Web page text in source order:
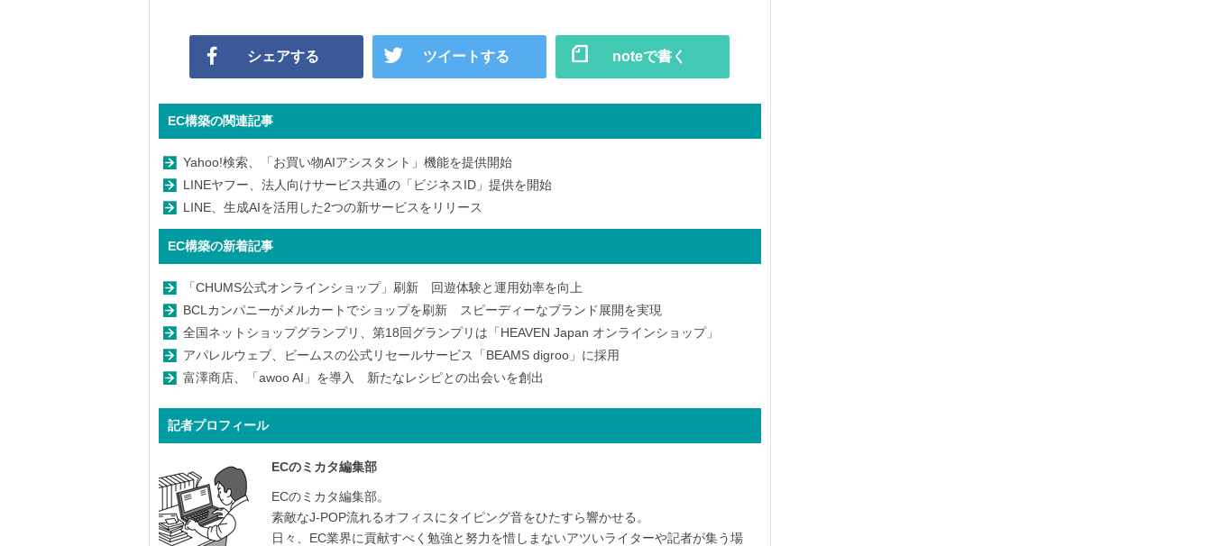
シェアする ツイートする noteで書く
EC構築の関連記事
Yahoo!検索、「お買い物AIアシスタント」機能を提供開始
LINEヤフー、法人向けサービス共通の「ビジネスID」提供を開始
LINE、生成AIを活用した2つの新サービスをリリース
EC構築の新着記事
「CHUMS公式オンラインショップ」刷新 回遊体験と運用効率を向上
BCLカンパニーがメルカートでショップを刷新 スピーディーなブランド展開を実現
全国ネットショップグランプリ、第18回グランプリは「HEAVEN Japan オンラインショップ」
アパレルウェブ、ビームスの公式リセールサービス「BEAMS digroo」に採用
富澤商店、「awoo AI」を導入 新たなレシピとの出会いを創出
記者プロフィール
ECのミカタ編集部
ECのミカタ編集部。
素敵なJ-POP流れるオフィスにタイピング音をひたすら響かせる。
日々、EC業界に貢献すべく勉強と努力を惜しまないアツいライターや記者が集う場